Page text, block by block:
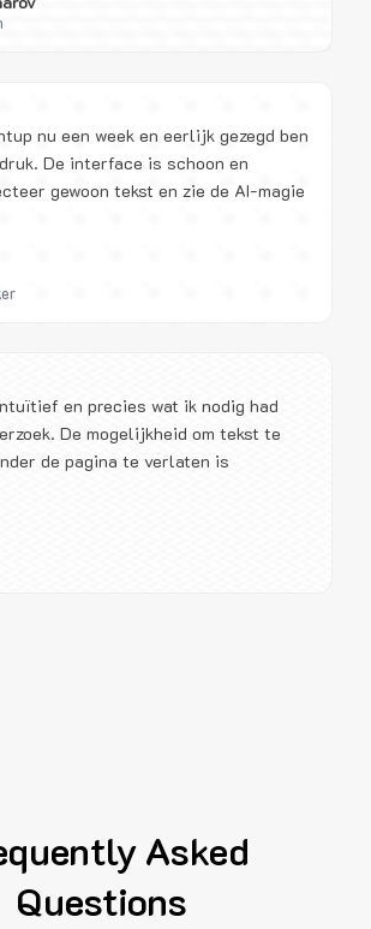
nu een week en eerlijk gezegd ben
De interface is schoon en
gewoon tekst en zie de AI-magie
en precies wat ik nodig had
De mogelijkheid om tekst te
de pagina te verlaten is
Asked
Questions